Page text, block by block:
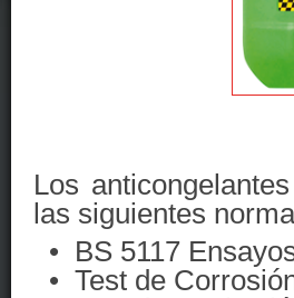
Los
las siguientes
• BS 5117
• Test de